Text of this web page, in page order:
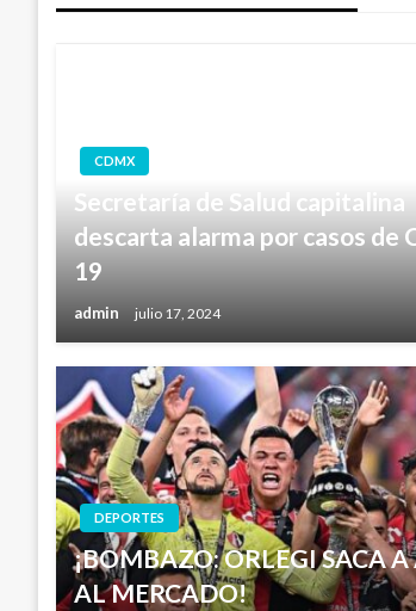
CDMX
Secretaría de Salud capitalina
descarta alarma por casos de
19
admin julio 17, 2024
DEPORTES
¡BOMBAZO: ORLEGI SACA A
AL MERCADO!